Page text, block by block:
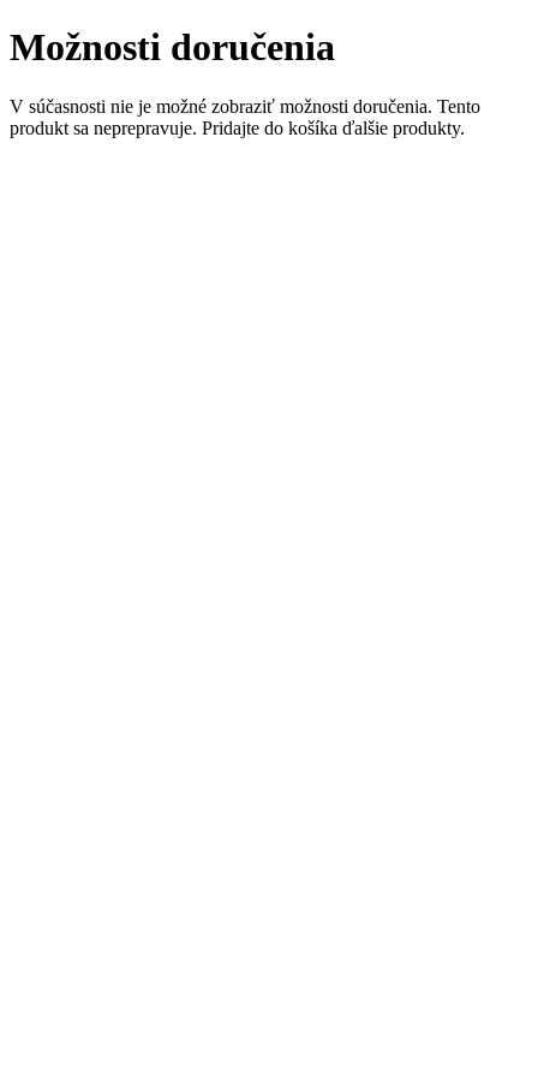
Možnosti doručenia
V súčasnosti nie je možné zobraziť možnosti doručenia. Tento
produkt sa neprepravuje. Pridajte do košíka ďalšie produkty.